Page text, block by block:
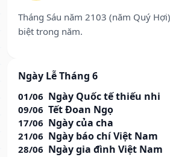
Tháng Sáu năm 2103 (năm Quý
biệt trong năm.
Ngày Lễ Tháng 6
01/06 Ngày Quốc tế thiếu nhi
09/06 Tết Đoan Ngọ
17/06 Ngày của cha
21/06 Ngày báo chí Việt Nam
28/06 Ngày gia đình Việt Nam